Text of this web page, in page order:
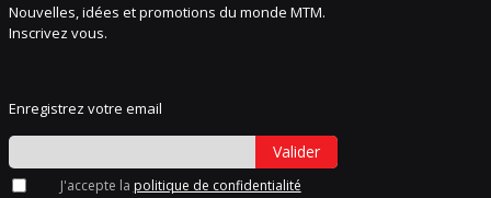
Nouvelles, idées et promotions du monde MTM.
Inscrivez vous.
Enregistrez votre email
Valider
J'accepte la politique de confidentialité